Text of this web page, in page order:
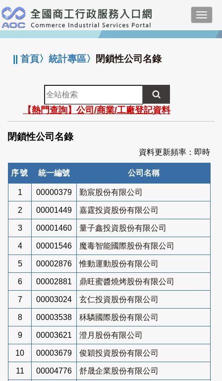
跳
到
主
要
:::
||首頁〉統計專區〉 閉鎖性公司名錄
全
站
檢
索
【熱門查詢】公司/商業/工廠登記資料
閉鎖性公司名錄
資料更新頻率：即時
序號 統一編號 公司名稱
1 00000379 勤宸股份有限公司
2 00001449 嘉霆投資股份有限公司
3 00001460 量子鑫投資股份有限公司
4 00001546 魔毒智能國際股份有限公司
5 00002876 惟動運動股份有限公司
6 00002881 鼎旺蜜醬燒烤股份有限公司
7 00003024 玄仁投資股份有限公司
8 00003538 秝驎國際股份有限公司
9 00003621 澄月股份有限公司
10 00003679 俊穎投資股份有限公司
11 00004776 舒晟企業股份有限公司